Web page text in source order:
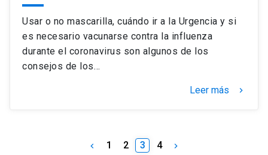
Usar o no mascarilla, cuándo ir a la Urgencia y si
es necesario vacunarse contra la influenza
durante el coronavirus son algunos de los
consejos de los…
Leer más keyboard_arrow_right
keyboard_arrow_left 1 2 3 4 keyboard_arrow_right